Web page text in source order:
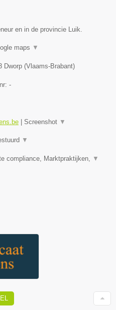
en in de provincie Luik.
maps ▼
Dworp (Vlaams-Brabant)
-
Screenshot ▼
▼
compliance, Marktpraktijken, ▼